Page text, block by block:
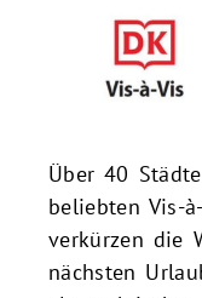
Über 40
beliebten Vis-
verkürzen die
nächsten